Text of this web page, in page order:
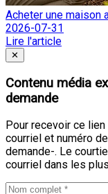
Acheter une maison
2026-07-31
Lire l'article
Fermer
✕
Contenu média
demande
Pour recevoir ce
courriel et numéro
demande-. Le
courriel dans les